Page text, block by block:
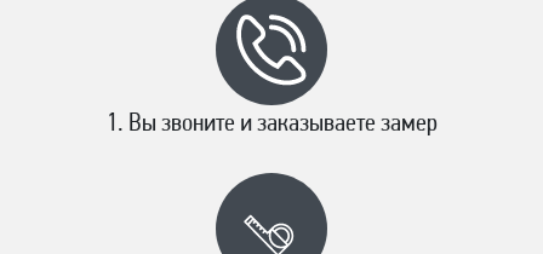
Вы звоните и заказываете замер